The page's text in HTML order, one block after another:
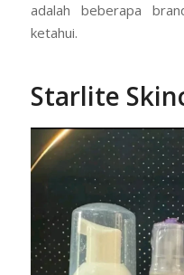
adalah beberapa
ketahui.
Starlite